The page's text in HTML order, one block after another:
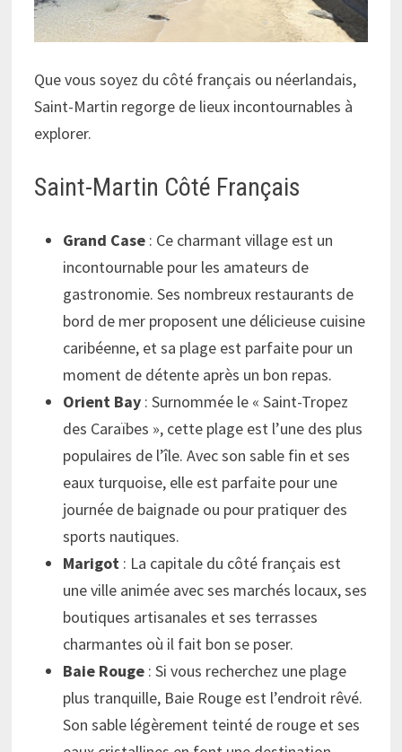
Que vous soyez du côté français ou néerlandais,
Saint-Martin regorge de lieux incontournables à
explorer.
Saint-Martin Côté Français
Grand Case : Ce charmant village est un
incontournable pour les amateurs de
gastronomie. Ses nombreux restaurants de
bord de mer proposent une délicieuse cuisine
caribéenne, et sa plage est parfaite pour un
moment de détente après un bon repas.
Orient Bay : Surnommée le « Saint-Tropez
des Caraïbes », cette plage est l’une des plus
populaires de l’île. Avec son sable fin et ses
eaux turquoise, elle est parfaite pour une
journée de baignade ou pour pratiquer des
sports nautiques.
Marigot : La capitale du côté français est
une ville animée avec ses marchés locaux, ses
boutiques artisanales et ses terrasses
charmantes où il fait bon se poser.
Baie Rouge : Si vous recherchez une plage
plus tranquille, Baie Rouge est l’endroit rêvé.
Son sable légèrement teinté de rouge et ses